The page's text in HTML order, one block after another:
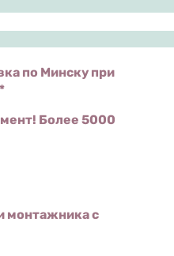
по Минску при
Более 5000
монтажника с